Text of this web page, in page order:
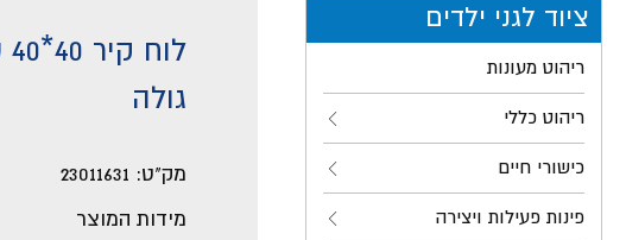
ציוד לגני ילדים
ריהוט מעונות
ריהוט כללי
כישורי חיים
פינות פעילות ויצירה
גולה
מק"ט: 23011631
מידות המוצר